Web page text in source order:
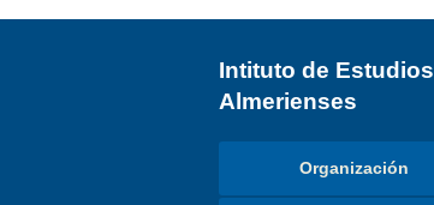
Intituto de Estudios
Almerienses
Organización